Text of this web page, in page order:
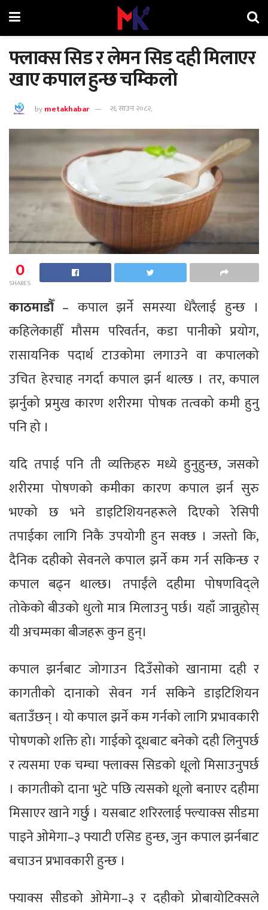
फ्लाक्स सिड र लेमन सिड दही मिलाएर
खाए कपाल हुन्छ चम्किलाे
bymetakhabar २६ साउन २०८२,
0
SHARES
काठमाडौँ – कपाल झर्ने समस्या धेरैलाई हुन्छ ।
कहिलेकाहीँ मौसम परिवर्तन, कडा पानीको प्रयोग,
रासायनिक पदार्थ टाउकोमा लगाउने वा कपालको
उचित हेरचाह नगर्दा कपाल झर्न थाल्छ । तर, कपाल
झर्नुको प्रमुख कारण शरीरमा पोषक तत्वको कमी हुनु
पनि हो ।
यदि तपाई पनि ती व्यक्तिहरु मध्ये हुनुहुन्छ, जसको
शरीरमा पोषणको कमीका कारण कपाल झर्न सुरु
भएको छ भने डाइटिशियनहरूले दिएको रेसिपी
तपाईका लागि निकै उपयोगी हुन सक्छ । जस्तो कि,
दैनिक दहीको सेवनले कपाल झर्ने कम गर्न सकिन्छ र
कपाल बढ्न थाल्छ। तपाईंले दहीमा पोषणविद्ले
तोकेको बीउको धुलो मात्र मिलाउनु पर्छ। यहाँ जान्नुहोस्
यी अचम्मका बीजहरू कुन हुन्।
कपाल झर्नबाट जोगाउन दिउँसोको खानामा दही र
कागतीको दानाको सेवन गर्न सकिने डाइटिशियन
बताउँछन् । यो कपाल झर्ने कम गर्नको लागि प्रभावकारी
पोषणको शक्ति हो। गाईको दूधबाट बनेको दही लिनुपर्छ
र त्यसमा एक चम्चा फ्लाक्स सिडको धूलो मिसाउनुपर्छ
। कागतीको दाना भुटे पछि त्यसको धूलो बनाएर दहीमा
मिसाएर खाने गर्छु । यसबाट शरिरलाई फ्ल्याक्स सीडमा
पाइने ओमेगा–३ फ्याटी एसिड हुन्छ, जुन कपाल झर्नबाट
बचाउन प्रभावकारी हुन्छ ।
फ्याक्स सीडको ओमेगा–३ र दहीको प्रोबायोटिक्सले